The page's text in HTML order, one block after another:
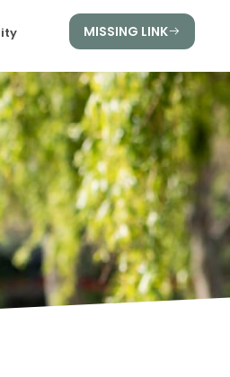
MISSING LINK